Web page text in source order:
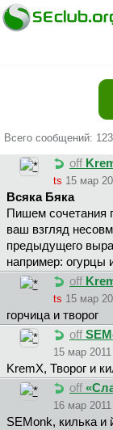
Всего сообщений:
off
ts 15 мар
Всяка Бяка
Пишем сочетания
ваш взгляд
предыдущего
например: огурцы
off
ts 15 мар
горчица и творог
off
15 мар
KremX, Творог и
off
16 мар
SEMonk, килька и